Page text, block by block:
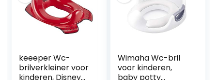
keeeper Wc-
brilverkleiner voor
kinderen, Disney
Wimaha Wc-bril
voor kinderen,
baby potty